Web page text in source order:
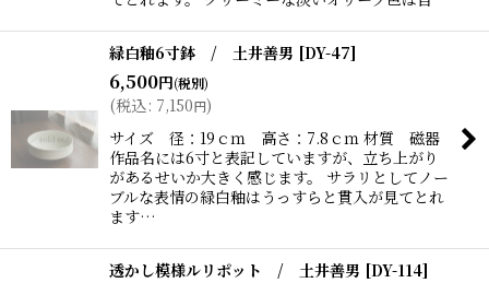
緑白釉6寸鉢 / 土井善男 [DY-47]
6,500円(税別)
(税込: 7,150円)
サイズ 径：19ｃｍ 高さ：7.8ｃｍ 材質 磁器
作品名には6寸と表記していますが、立ち上がり
があるせいか大きく感じます。 サラリとしてノー
ブルな表情の緑白釉はうっすらと貫入が見てとれ
ます…
透かし模様ルリポット / 土井善男 [DY-114]